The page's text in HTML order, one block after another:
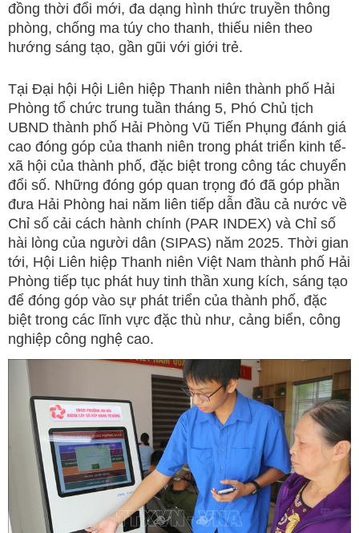
đồng thời đổi mới, đa dạng hình thức truyền thông
phòng, chống ma túy cho thanh, thiếu niên theo
hướng sáng tạo, gần gũi với giới trẻ.
Tại Đại hội Hội Liên hiệp Thanh niên thành phố Hải
Phòng tổ chức trung tuần tháng 5, Phó Chủ tịch
UBND thành phố Hải Phòng Vũ Tiến Phụng đánh giá
cao đóng góp của thanh niên trong phát triển kinh tế-
xã hội của thành phố, đặc biệt trong công tác chuyển
đổi số. Những đóng góp quan trọng đó đã góp phần
đưa Hải Phòng hai năm liên tiếp dẫn đầu cả nước về
Chỉ số cải cách hành chính (PAR INDEX) và Chỉ số
hài lòng của người dân (SIPAS) năm 2025. Thời gian
tới, Hội Liên hiệp Thanh niên Việt Nam thành phố Hải
Phòng tiếp tục phát huy tinh thần xung kích, sáng tạo
để đóng góp vào sự phát triển của thành phố, đặc
biệt trong các lĩnh vực đặc thù như, cảng biển, công
nghiệp công nghệ cao.